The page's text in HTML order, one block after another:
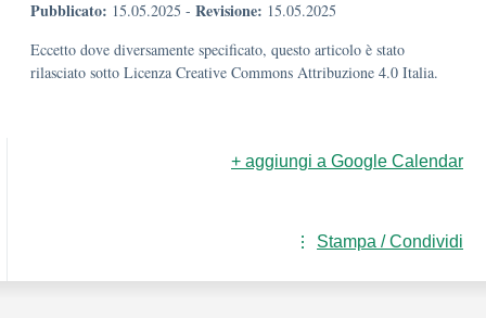
Pubblicato: 15.05.2025 - Revisione: 15.05.2025
Eccetto dove diversamente specificato, questo articolo è stato
rilasciato sotto Licenza Creative Commons Attribuzione 4.0 Italia.
+ aggiungi a Google Calendar
Stampa / Condividi